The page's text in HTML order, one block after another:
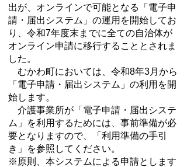
出が、オンラインで可能となる「電子申
請・届出システム」の運用を開始してお
り、令和7年度末までに全ての自治体が
オンライン申請に移行することとされま
した。
むかわ町においては、令和8年3月から
「電子申請・届出システム」の利用を開
始します。
介護事業所が「電子申請・届出システ
ム」を利用するためには、事前準備が必
要となりますので、「利用準備の手引
き」を参照してください。
※原則、本システムによる申請とします